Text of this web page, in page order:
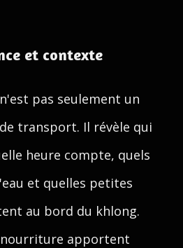
et contexte
pas seulement un
transport. Il révèle qui
heure compte, quels
et quelles petites
au bord du khlong.
nourriture apportent